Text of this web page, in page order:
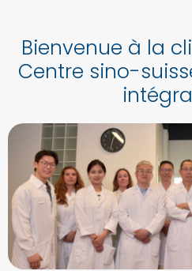
Bienvenue à la
Centre sino-